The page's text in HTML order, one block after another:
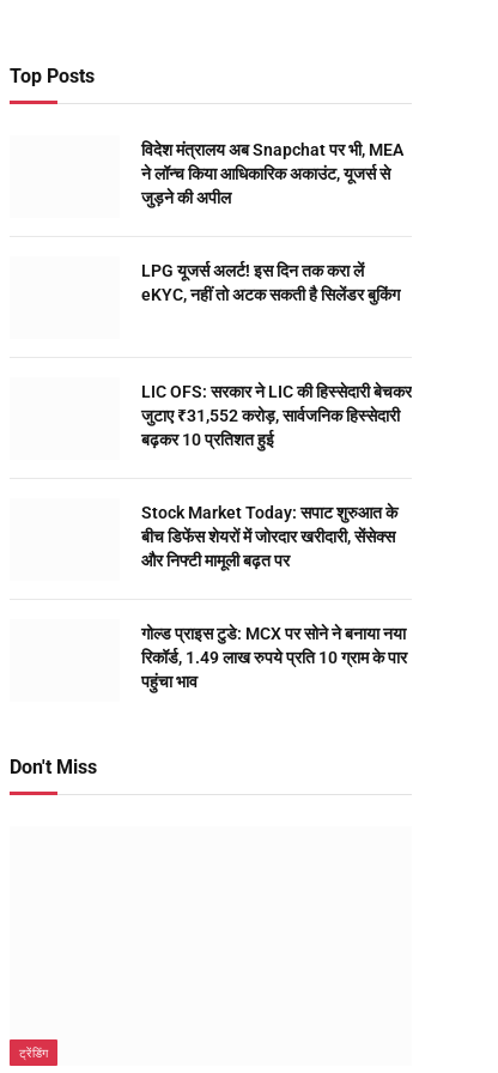
Top Posts
विदेश मंत्रालय अब Snapchat पर भी, MEA
ने लॉन्च किया आधिकारिक अकाउंट, यूजर्स से
जुड़ने की अपील
LPG यूजर्स अलर्ट! इस दिन तक करा लें
eKYC, नहीं तो अटक सकती है सिलेंडर बुकिंग
LIC OFS: सरकार ने LIC की हिस्सेदारी बेचकर
जुटाए ₹31,552 करोड़, सार्वजनिक हिस्सेदारी
बढ़कर 10 प्रतिशत हुई
Stock Market Today: सपाट शुरुआत के
बीच डिफेंस शेयरों में जोरदार खरीदारी, सेंसेक्स
और निफ्टी मामूली बढ़त पर
गोल्ड प्राइस टुडे: MCX पर सोने ने बनाया नया
रिकॉर्ड, 1.49 लाख रुपये प्रति 10 ग्राम के पार
पहुंचा भाव
Don't Miss
ट्रेंडिंग